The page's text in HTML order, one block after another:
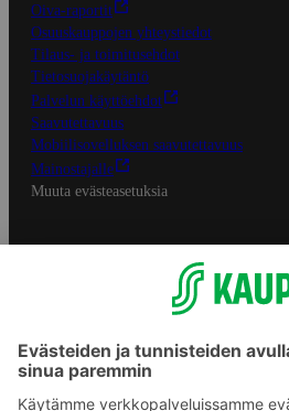
Oiva-raportit
Osuuskauppojen yhteystiedot
Tilaus- ja toimitusehdot
Tietosuojakäytäntö
Palvelun käyttöehdot
Saavutettavuus
Mobiilisovelluksen saavutettavuus
Mainostajalle
Muuta evästeasetuksia
S-ryhmän palvelut
Asiakasomistajuus